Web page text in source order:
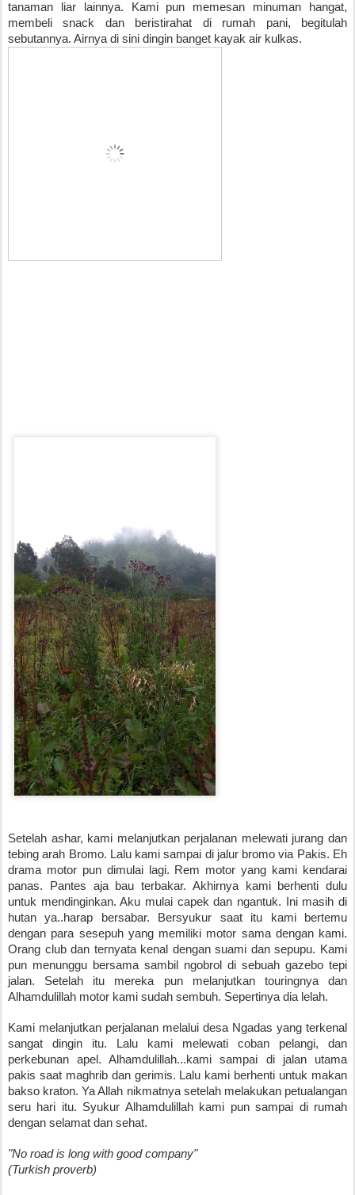
tanaman liar lainnya. Kami pun memesan minuman hangat,
membeli snack dan beristirahat di rumah pani, begitulah
sebutannya. Airnya di sini dingin banget kayak air kulkas.
Setelah ashar, kami melanjutkan perjalanan melewati jurang dan
tebing arah Bromo. Lalu kami sampai di jalur bromo via Pakis. Eh
drama motor pun dimulai lagi. Rem motor yang kami kendarai
panas. Pantes aja bau terbakar. Akhirnya kami berhenti dulu
untuk mendinginkan. Aku mulai capek dan ngantuk. Ini masih di
hutan ya..harap bersabar. Bersyukur saat itu kami bertemu
dengan para sesepuh yang memiliki motor sama dengan kami.
Orang club dan ternyata kenal dengan suami dan sepupu. Kami
pun menunggu bersama sambil ngobrol di sebuah gazebo tepi
jalan. Setelah itu mereka pun melanjutkan touringnya dan
Alhamdulillah motor kami sudah sembuh. Sepertinya dia lelah.
Kami melanjutkan perjalanan melalui desa Ngadas yang terkenal
sangat dingin itu. Lalu kami melewati coban pelangi, dan
perkebunan apel. Alhamdulillah...kami sampai di jalan utama
pakis saat maghrib dan gerimis. Lalu kami berhenti untuk makan
bakso kraton. Ya Allah nikmatnya setelah melakukan petualangan
seru hari itu. Syukur Alhamdulillah kami pun sampai di rumah
dengan selamat dan sehat.
"No road is long with good company"
(Turkish proverb)